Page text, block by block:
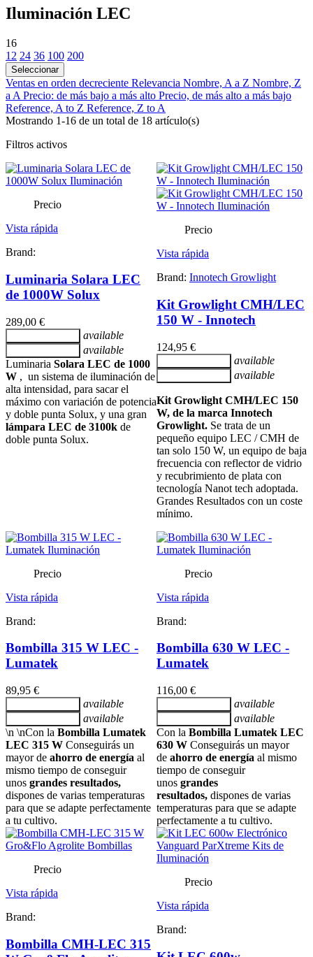
Iluminación LEC
16
12 24 36 100 200
Seleccionar
Ventas en orden decreciente Relevancia Nombre, A a Z Nombre, Z
a A Precio: de más bajo a más alto Precio, de más alto a más bajo
Reference, A to Z Reference, Z to A
Mostrando 1-16 de un total de 18 artículo(s)
Filtros activos
Precio
Vista rápida
Brand:
Luminaria Solara LEC
de 1000W Solux
289,00 €
available
available
Luminaria Solara LEC de 1000
W , un sistema de iluminación de
alta intensidad, para sacar el
máximo con variación de potencia
y doble punta Solux, y una gran
lámpara LEC de 3100k de
doble punta Solux.
Precio
Vista rápida
Brand: Innotech Growlight
Kit Growlight CMH/LEC
150 W - Innotech
124,95 €
available
available
Kit Growlight CMH/LEC 150
W, de la marca Innotech
Growlight. Se trata de un
pequeño equipo LEC / CMH de
tan solo 150 W, un equipo de baja
frecuencia con reflector de vidrio
y recubrimiento de plata con
tecnología Nanot tech adoptada.
Grandes Resultados con un coste
mínimo.
Precio
Vista rápida
Brand:
Bombilla 315 W LEC -
Lumatek
89,95 €
available
available
\n \nCon la Bombilla Lumatek
LEC 315 W Conseguirás un
mayor de ahorro de energía al
mismo tiempo de conseguir
unos grandes resultados,
dispones de varias temperaturas
para que se adapte perfectamente
a tu cultivo.
Precio
Vista rápida
Brand:
Bombilla 630 W LEC -
Lumatek
116,00 €
available
available
Con la Bombilla Lumatek LEC
630 W Conseguirás un mayor
de ahorro de energía al mismo
tiempo de conseguir
unos grandes
resultados, dispones de varias
temperaturas para que se adapte
perfectamente a tu cultivo.
Precio
Vista rápida
Brand:
Bombilla CMH-LEC 315
Precio
Vista rápida
Brand: